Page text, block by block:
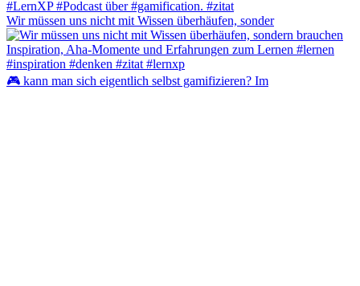
Wir müssen uns nicht mit Wissen überhäufen, sonder
🎮 kann man sich eigentlich selbst gamifizieren? Im